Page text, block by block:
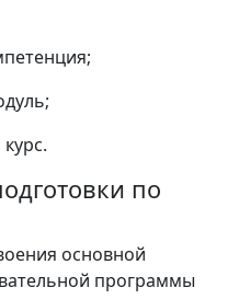
по
основной
программы